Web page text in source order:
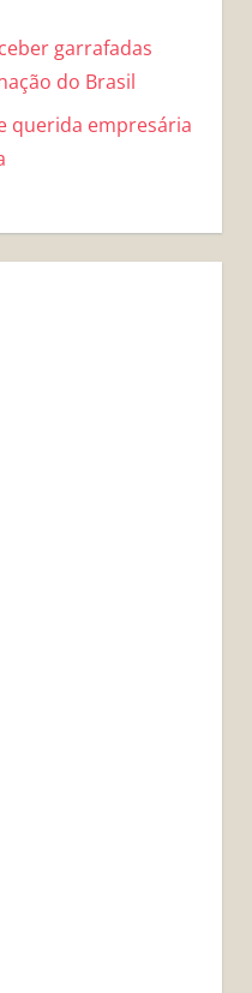
garrafadas
do Brasil
querida empresária